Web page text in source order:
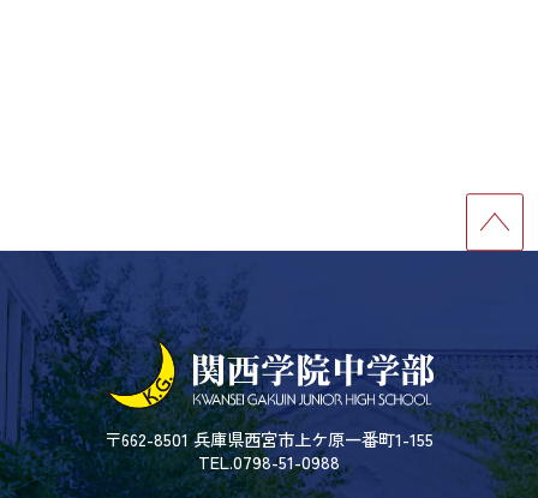
〒662-8501 兵庫県西宮市上ケ原一番町1-155
TEL.0798-51-0988